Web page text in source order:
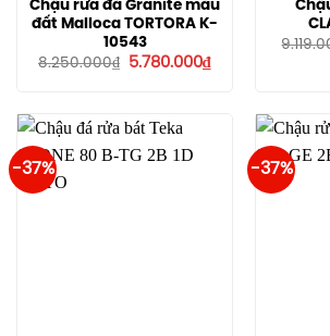
Chậu rửa đá Granite màu
đất Malloca TORTORA K-
10543
8.250.000₫
Giá
5.780.000₫Giá
hiện
5.780.000₫.
-37% -37%